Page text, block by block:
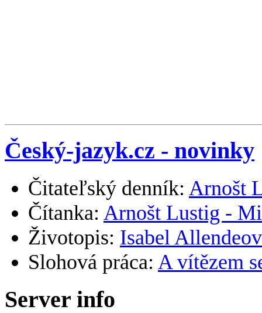
Český-jazyk.cz - novinky
Čitateľský denník: Arnošt
Čítanka: Arnošt Lustig -
Životopis: Isabel
Slohová práca: A vítězem
Server info